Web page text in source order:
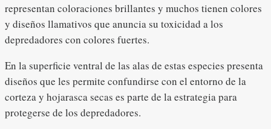
representan coloraciones brillantes y muchos tienen colores
y diseños llamativos que anuncia su toxicidad a los
depredadores con colores fuertes.
En la superficie ventral de las alas de estas especies presenta
diseños que les permite confundirse con el entorno de la
corteza y hojarasca secas es parte de la estrategia para
protegerse de los depredadores.